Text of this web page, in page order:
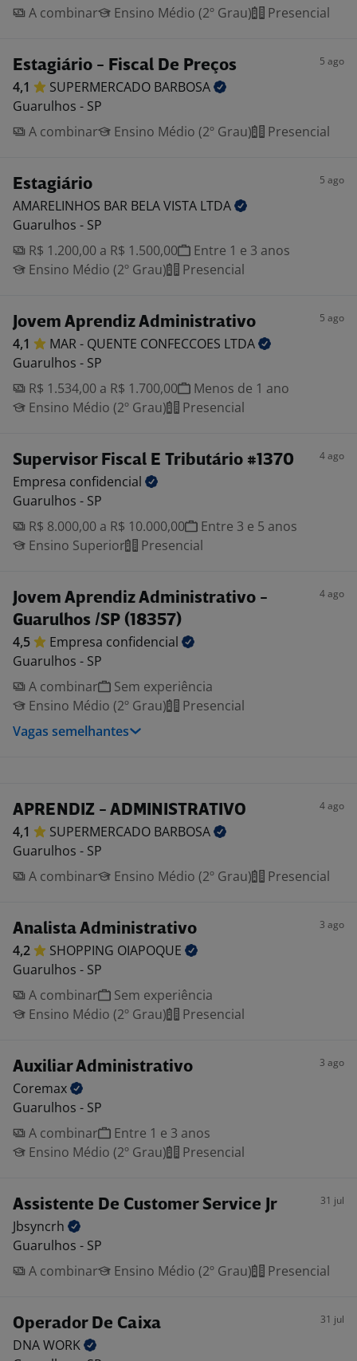
A combinar
Ensino Médio (2º Grau) Presencial
Estagiário - Fiscal De Preços 5 ago
4,1 SUPERMERCADO BARBOSA
Guarulhos - SP
A combinar
Ensino Médio (2º Grau) Presencial
Estagiário 5 ago
AMARELINHOS BAR BELA VISTA LTDA
Guarulhos - SP
R$ 1.200,00 a R$ 1.500,00
Entre 1 e 3 anos
Ensino Médio (2º Grau)
Presencial
Jovem Aprendiz Administrativo 5 ago
4,1 MAR - QUENTE CONFECCOES LTDA
Guarulhos - SP
R$ 1.534,00 a R$ 1.700,00
Menos de 1 ano
Ensino Médio (2º Grau)
Presencial
Supervisor Fiscal E Tributário #1370 4 ago
Empresa confidencial
Guarulhos - SP
R$ 8.000,00 a R$ 10.000,00
Entre 3 e 5 anos
Ensino Superior
Presencial
Jovem Aprendiz Administrativo -
Guarulhos /SP (18357)
4 ago
4,5 Empresa confidencial
Guarulhos - SP
A combinar
Sem experiência
Ensino Médio (2º Grau)
Presencial
Vagas semelhantes
APRENDIZ - ADMINISTRATIVO 4 ago
4,1 SUPERMERCADO BARBOSA
Guarulhos - SP
A combinar
Ensino Médio (2º Grau) Presencial
Analista Administrativo 3 ago
4,2 SHOPPING OIAPOQUE
Guarulhos - SP
A combinar
Sem experiência
Ensino Médio (2º Grau)
Presencial
Auxiliar Administrativo 3 ago
Coremax
Guarulhos - SP
A combinar
Entre 1 e 3 anos
Ensino Médio (2º Grau)
Presencial
Assistente De Customer Service Jr 31 jul
Jbsyncrh
Guarulhos - SP
A combinar
Ensino Médio (2º Grau) Presencial
Operador De Caixa 31 jul
DNAWORK